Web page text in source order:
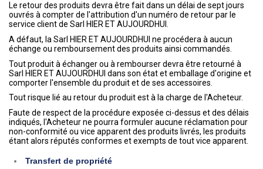
Le retour des produits devra être fait dans un délai de sept jours
ouvrés à compter de l'attribution d'un numéro de retour par le
service client de Sarl HIER ET AUJOURDHUI.
A défaut, la Sarl HIER ET AUJOURDHUI ne procédera à aucun
échange ou remboursement des produits ainsi commandés.
Tout produit à échanger ou à rembourser devra être retourné à
Sarl HIER ET AUJOURDHUI dans son état et emballage d'origine et
comporter l'ensemble du produit et de ses accessoires.
Tout risque lié au retour du produit est à la charge de l'Acheteur.
Faute de respect de la procédure exposée ci-dessus et des délais
indiqués, l'Acheteur ne pourra formuler aucune réclamation pour
non-conformité ou vice apparent des produits livrés, les produits
étant alors réputés conformes et exempts de tout vice apparent.
Transfert de propriété